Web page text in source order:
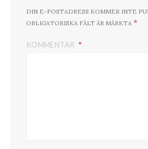
DIN E-POSTADRESS KOMMER INTE
OBLIGATORISKA FÄLT ÄR MÄRKTA *
KOMMENTAR